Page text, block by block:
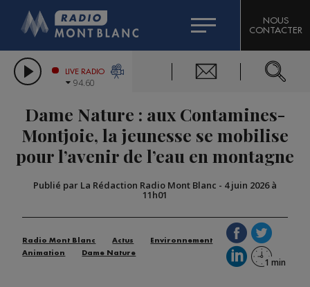
LES CHRONIQUES DE L'EXPERT
CITIZEN MACHINERY
GRAND MASSIF DOMAINES SKIABLES
BIGARD
COMPAGNIE DU MONT-BLANC
NOUS
CONTACTER
LIVE RADIO
94.60
Dame Nature : aux Contamines-
Montjoie, la jeunesse se mobilise
pour l’avenir de l’eau en montagne
Publié par La Rédaction Radio Mont Blanc - 4 juin 2026 à
11h01
Radio Mont Blanc Actus
Environnement
Animation
Dame Nature